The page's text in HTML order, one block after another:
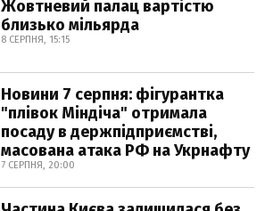
Жовтневий палац вартістю
близько мільярда
8 СЕРПНЯ, 15:15
Новини 7 серпня: фігурантка
"плівок Міндіча" отримала
посаду в держпідприємстві,
масована атака РФ на Укрнафту
7 СЕРПНЯ, 20:00